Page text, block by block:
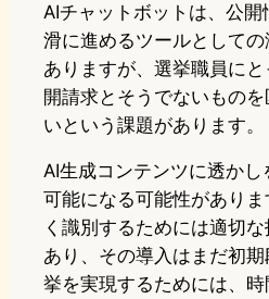
AIチャットボットは、公開
滑に進めるツールとして
ありますが、選挙職員に
開請求とそうでないもの
いという課題があります。
AI生成コンテンツに透かし
可能になる可能性があり
く識別するためには適切
あり、その導入はまだ初
挙を実現するためには、